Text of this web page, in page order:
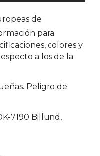
de
para
colores y
a los de la
Peligro de
7190 Billund,